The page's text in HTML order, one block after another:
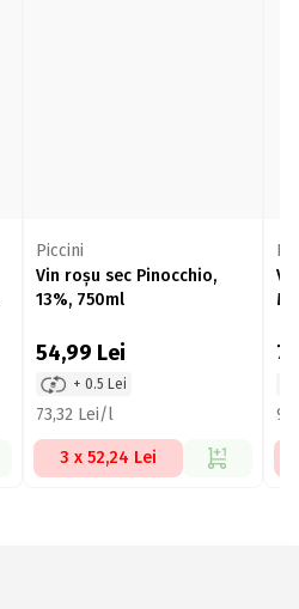
Piccini
Vin roșu sec Pinocchio,
13%, 750ml
54,99 Lei
+ 0.5 Lei
73,32 Lei/l
3 x 52,24 Lei